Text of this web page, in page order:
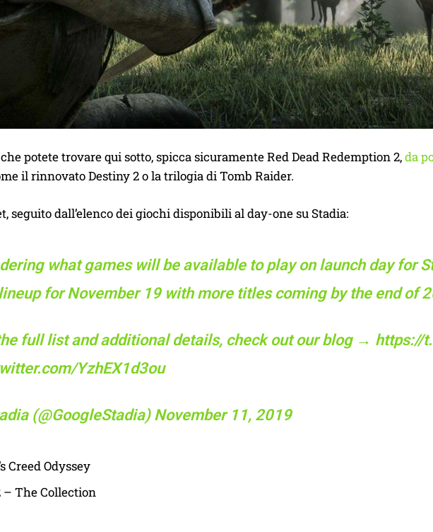
che potete trovare qui sotto, spicca sicuramente Red Dead Redemption 2,da
il rinnovato Destiny 2 o la trilogia di Tomb Raider.
seguito dall’elenco dei giochi disponibili al day-one su Stadia:
what games will be available to play on launch day for
for November 19 with more titles coming by the end of
full list and additional details, check out our blog → https://
YzhEX1d3ou
(@GoogleStadia)November 11, 2019
Creed Odyssey
– The Collection